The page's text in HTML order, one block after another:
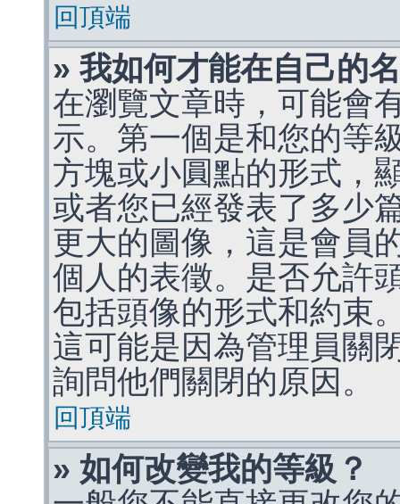
回頂端
» 我如何才能在自己的
在瀏覽文章時，可能會
示。第一個是和您的等
方塊或小圓點的形式，
或者您已經發表了多少
更大的圖像，這是會員
個人的表徵。是否允許
包括頭像的形式和約束
這可能是因為管理員關
詢問他們關閉的原因。
回頂端
» 如何改變我的等級？